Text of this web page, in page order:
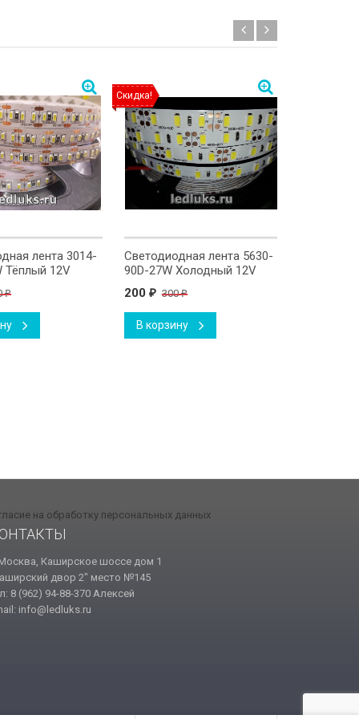
лента 3014-
Тёплый 12V
₽
Скидка!
Светодиодная лента 5630-
90D-27W Холодный 12V
200 ₽ 300₽
В корзину
на обработку персональных данных
Каширское шоссе дом 1
двор 2" место №145
8 (962) 94-88-370 Алексей
info@ledluks.ru